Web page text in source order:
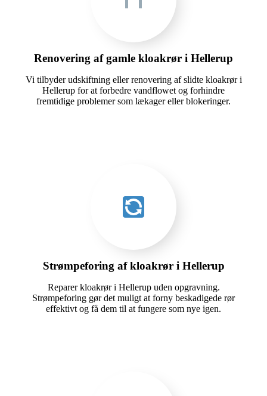
Renovering af gamle kloakrør i Hellerup
Vi tilbyder udskiftning eller renovering af slidte kloakrør i
Hellerup for at forbedre vandflowet og forhindre
fremtidige problemer som lækager eller blokeringer.
Strømpeforing af kloakrør i Hellerup
Reparer kloakrør i Hellerup uden opgravning.
Strømpeforing gør det muligt at forny beskadigede rør
effektivt og få dem til at fungere som nye igen.